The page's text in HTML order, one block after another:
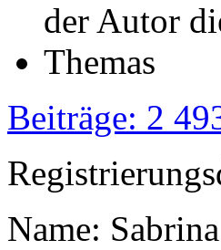
Beiträge: 2
Name: Sabrina